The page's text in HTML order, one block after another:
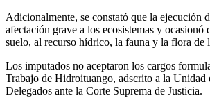
Adicionalmente, se constató que la ejecución
afectación grave a los ecosistemas y ocasionó
suelo, al recurso hídrico, la fauna y la flora de
Los imputados no aceptaron los cargos
Trabajo de Hidroituango, adscrito a la Unidad
Delegados ante la Corte Suprema de Justicia.